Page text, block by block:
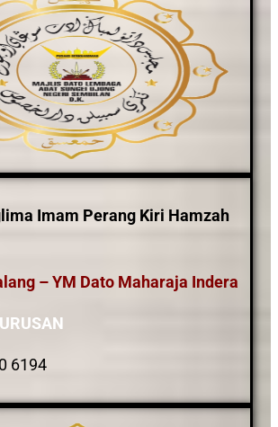
Imam Perang Kiri Hamzah
– YM Dato Maharaja Indera
6194